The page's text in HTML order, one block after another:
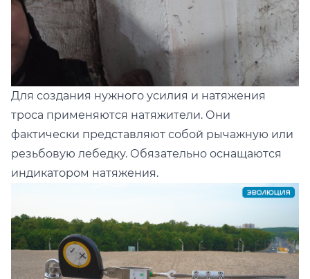
Для создания нужного усилия и натяжения
троса применяются натяжители. Они
фактически представляют собой рычажную или
резьбовую лебедку. Обязательно оснащаются
индикатором натяжения.